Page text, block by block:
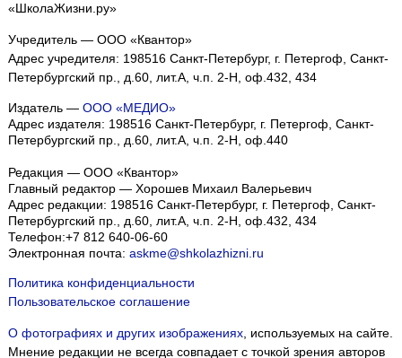
«ШколаЖизни.ру»
Учредитель — ООО «Квантор»
Адрес учредителя: 198516 Санкт-Петербург, г. Петергоф, Санкт-
Петербургский пр., д.60, лит.А, ч.п. 2-Н, оф.432, 434
Издатель — ООО «МЕДИО»
Адрес издателя: 198516 Санкт-Петербург, г. Петергоф, Санкт-
Петербургский пр., д.60, лит.А, ч.п. 2-Н, оф.440
Редакция — ООО «Квантор»
Главный редактор — Хорошев Михаил Валерьевич
Адрес редакции: 198516 Санкт-Петербург, г. Петергоф, Санкт-
Петербургский пр., д.60, лит.А, ч.п. 2-Н, оф.432, 434
Телефон:+7 812 640-06-60
Электронная почта: askme@shkolazhizni.ru
Политика конфиденциальности
Пользовательское соглашение
О фотографиях и других изображениях, используемых на сайте.
Мнение редакции не всегда совпадает с точкой зрения авторов